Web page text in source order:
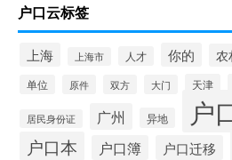
户口云标签
上海 上海市 人才 你的 农
单位 原件 双方 大门 天津
居民身份证 广州 异地 户
户口本 户口簿 户口迁移